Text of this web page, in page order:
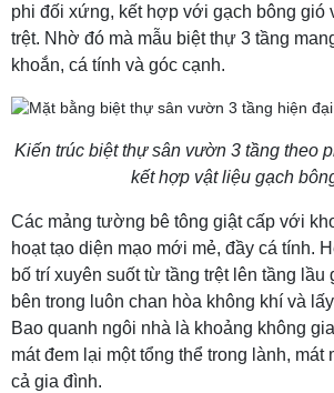
phi đối xứng, kết hợp với gạch bông gió
trệt. Nhờ đó mà mẫu biệt thự 3 tầng
khoắn, cá tính và góc cạnh.
Kiến trúc biệt thự sân vườn 3 tầng theo
kết hợp vật liệu gạch
Các mảng tường bê tông giật cấp với
hoạt tạo diện mạo mới mẻ, đầy cá tính.
bố trí xuyên suốt từ tầng trệt lên tầng lầu
bên trong luôn chan hòa không khí và
Bao quanh ngôi nhà là khoảng không
mát đem lại một tổng thể trong lành, mát
cả gia đình.